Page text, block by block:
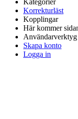
Korrekturläst
Kopplingar
Här kommer
Användarverktyg
Skapa konto
Logga in